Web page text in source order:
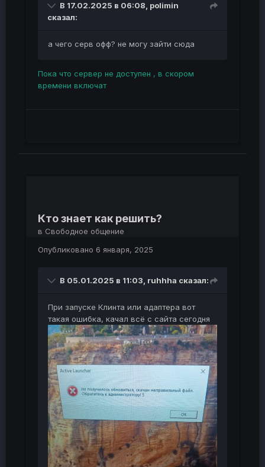
В 17.02.2025 в 06:08, polimin
сказал:
а чего серв офф? не могу зайти сюда
Пока что сервер не доступен , в скором
времени включат
Кто знает как решить?
в Свободное общение
Опубликовано 6 января, 2025
В 05.01.2025 в 11:03, ruhhha сказал:
При запуске Клинта или адаптера вот
такая ошибка, качал всё с сайта сегодня